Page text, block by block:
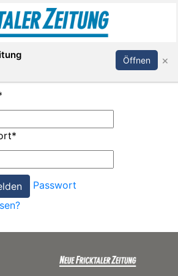
Abonnieren Anmelden
*
Passwort
Öffnen ×